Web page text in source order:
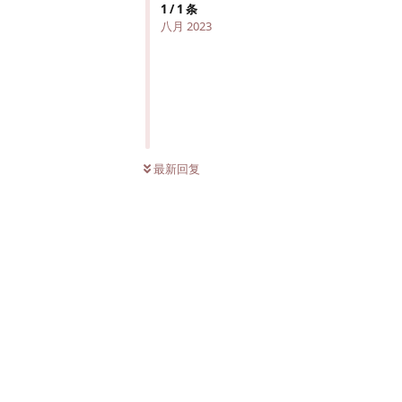
1 /1 条
八月 2023
最新回复